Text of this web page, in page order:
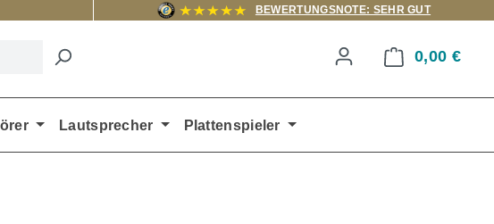
BEWERTUNGSNOTE: SEHR GUT
0,00 €
Lautsprecher Plattenspieler